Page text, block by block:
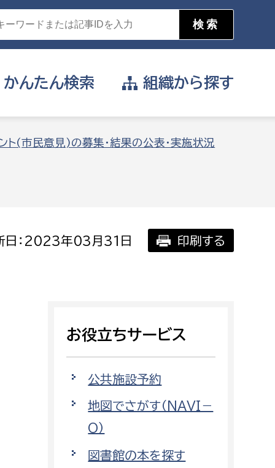
かんたん検索
目的を選択
証明書がほしい
働きたい
小田原のことを知りたい
組織から探す
環境部
ゼロカーボン推進課
環境保護課
環境事業センター
ト(市民意見)の募集・結果の公表・実施状況
日：2023年03月31日 印刷する
お役立ちサービス
公共施設予約
地図でさがす（NAVI－
O）
図書館の本を探す